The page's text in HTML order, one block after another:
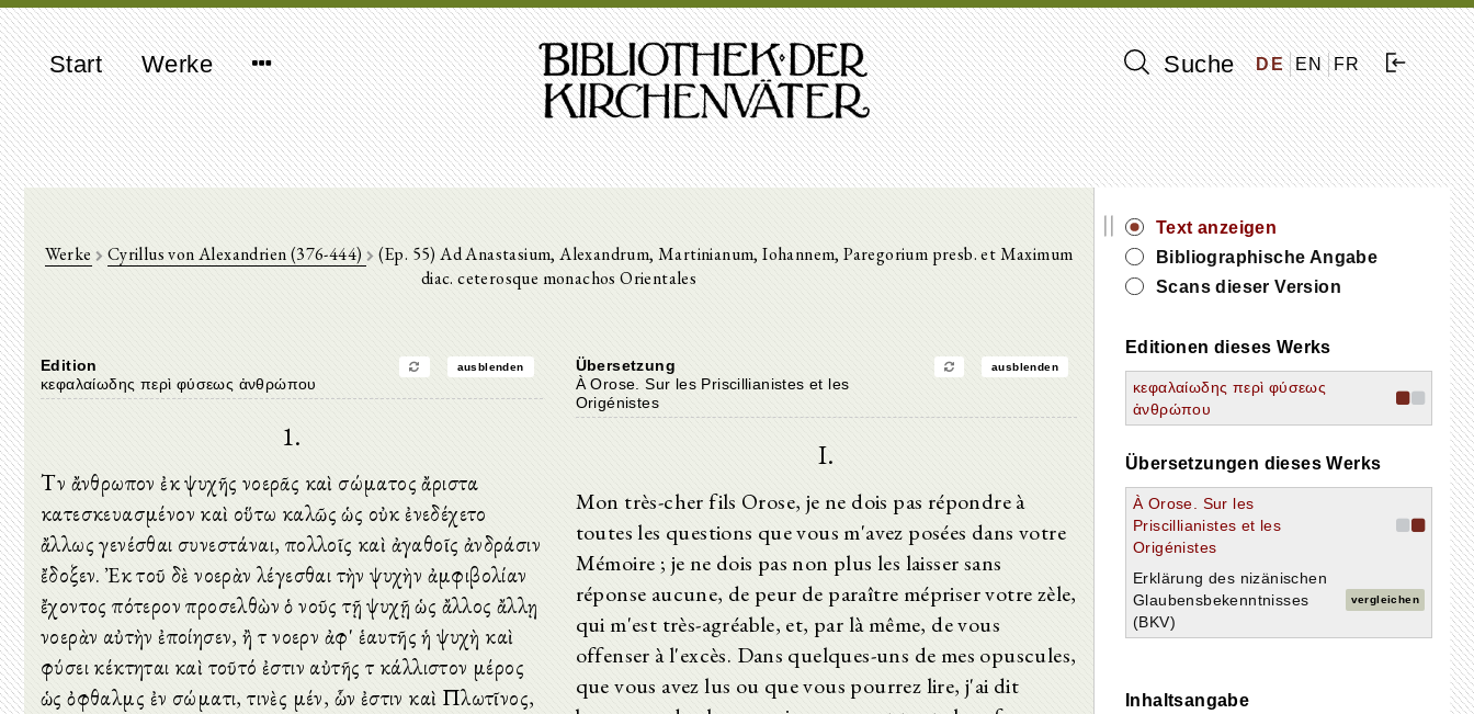
Start Werke Suche DE EN FR
Werke Cyrillus von Alexandrien (376-444)
(Ep. 55) Ad Anastasium, Alexandrum, Martinianum, Iohannem, Paregorium presb. et Maximum
diac. ceterosque monachos Orientales
Edition ausblenden
κεφαλαίωδης περὶ φύσεως ἀνθρώπου
1.
Τὸν ἄνθρωπον ἐκ ψυχῆς νοερᾶς καὶ σώματος ἄριστα
κατεσκευασμένον καὶ οὕτω καλῶς ὡς οὐκ ἐνεδέχετο
ἄλλως γενέσθαι συνεστάναι, πολλοῖς καὶ ἀγαθοῖς ἀνδράσιν
ἔδοξεν. Ἐκ τοῦ δὲ νοερὰν λέγεσθαι τὴν ψυχὴν ἀμφιβολίαν
ἔχοντος πότερον προσελθὼν ὁ νοῦς τῇ ψυχῇ ὡς ἄλλος ἄλλῃ
νοερὰν αὐτὴν ἐποίησεν, ἢ τὸ νοερὸν ἀφ' ἑαυτῆς ἡ ψυχὴ καὶ
φύσει κέκτηται καὶ τοῦτό ἐστιν αὐτῆς τὸ κάλλιστον μέρος
ὡς ὀφθαλμὸς ἐν σώματι, τινὲς μέν, ὧν ἐστιν καὶ Πλωτῖνος,
Übersetzung ausblenden
À Orose. Sur les Priscillianistes et les
Origénistes
I.
Mon très-cher fils Orose, je ne dois pas répondre à
toutes les questions que vous m'avez posées dans votre
Mémoire ; je ne dois pas non plus les laisser sans
réponse aucune, de peur de paraître mépriser votre zèle,
qui m'est très-agréable, et, par là même, de vous
offenser à l'excès. Dans quelques-uns de mes opuscules,
que vous avez lus ou que vous pourrez lire, j'ai dit
||
Text anzeigen
Bibliographische Angabe
Scans dieser Version
Editionen dieses Werks
κεφαλαίωδης περὶ φύσεως
ἀνθρώπου
Übersetzungen dieses Werks
À Orose. Sur les
Priscillianistes et les
Origénistes
Erklärung des nizänischen
Glaubensbekenntnisses
(BKV)
vergleichen
Inhaltsangabe